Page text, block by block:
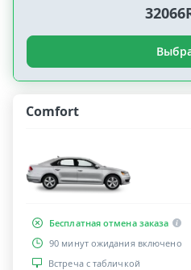
Comfort
Бесплатная отмена заказа
90 минут ожидания включено
Встреча с табличкой